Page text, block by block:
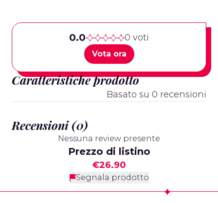
0.0 0 voti
Vota ora
Caratteristiche prodotto
Basato su 0 recensioni
Recensioni (0)
Nessuna review presente
Prezzo di listino
€26.90
Segnala prodotto